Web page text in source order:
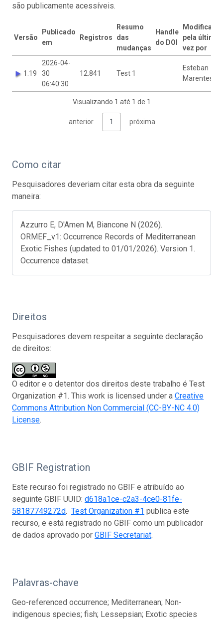
são publicamente acessíveis.
Versão
Publicado
em
Registros
Resumo
das
mudanças
Handle
do DOI
Modificado
pela última
vez por
1.19
2026-04-
30
06:40:30
12.841 Test 1
Esteban
Marentes
Visualizando 1 até 1 de 1
anterior 1 próxima
Como citar
Pesquisadores deveriam citar esta obra da seguinte
maneira:
Azzurro E, D'Amen M, Biancone N (2026).
ORMEF_v1: Occurrence Records of Mediterranean
Exotic Fishes (updated to 01/01/2026). Version 1.
Occurrence dataset.
Direitos
Pesquisadores devem respeitar a seguinte declaração
de direitos:
O editor e o detentor dos direitos deste trabalho é Test
Organization #1. This work is licensed under a Creative
Commons Attribution Non Commercial (CC-BY-NC 4.0)
License.
GBIF Registration
Este recurso foi registrado no GBIF e atribuído ao
seguinte GBIF UUID: d618a1ce-c2a3-4ce0-81fe-
58187749272d. Test Organization #1 publica este
recurso, e está registrado no GBIF como um publicador
de dados aprovado por GBIF Secretariat.
Palavras-chave
Geo-referenced occurrence; Mediterranean; Non-
indigenous species; fish; Lessepsian; Exotic species